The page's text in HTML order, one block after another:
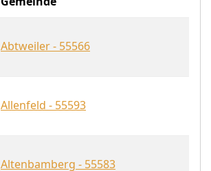
Abtweiler - 55566
Allenfeld - 55593
Altenbamberg - 55583